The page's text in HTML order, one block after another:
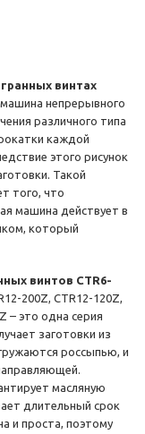
винтах
непрерывного
различного типа
каждой
этого рисунок
Такой
того, что
машина действует в
который
винтов CTR6-
200Z, CTR12-120Z,
– это одна серия
заготовки из
россыпью, и
масляную
длительный срок
и проста, поэтому